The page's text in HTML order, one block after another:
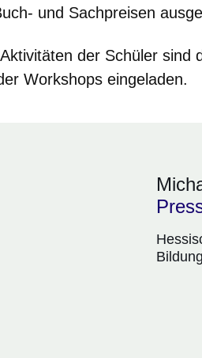
und Sachpreisen
der Schüler sind
Workshops eingeladen.